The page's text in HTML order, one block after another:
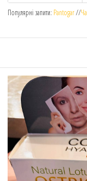
Популярні запити: Pantogar//